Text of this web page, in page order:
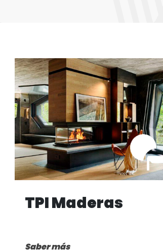
TPI Maderas
Saber más